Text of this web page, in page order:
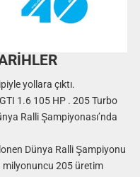
yollara çıktı.
1.6 105 HP . 205 Turbo
Ralli Şampiyonası’nda
Dünya Ralli Şampiyonu
milyonuncu 205 üretim